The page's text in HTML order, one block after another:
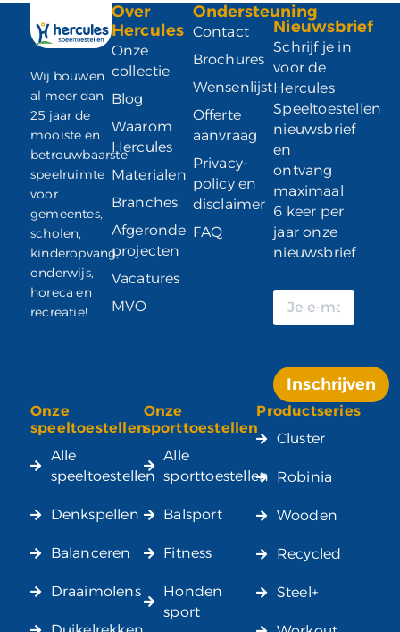
Wij bouwen
al meer dan
25 jaar de
mooiste en
betrouwbaarste
speelruimte
voor
gemeentes,
scholen,
kinderopvang,
onderwijs,
horeca en
recreatie!
Over
Hercules
Onze
collectie
Blog
Waarom
Hercules
Materialen
Branches
Afgeronde
projecten
Vacatures
MVO
Ondersteuning
Contact
Brochures
Wensenlijst
Offerte
aanvraag
Privacy-
policy en
disclaimer
FAQ
Nieuwsbrief
Schrijf je in
voor de
Hercules
Speeltoestellen
nieuwsbrief
en
ontvang
maximaal
6 keer per
jaar onze
nieuwsbrief
Inschrijven
Alternative:
Onze
speeltoestellen
Alle
speeltoestellen
Denkspellen
Balanceren
Draaimolens
Onze
sporttoestellen
Alle
sporttoestellen
Balsport
Fitness
Honden
sport
Productseries
Cluster
Robinia
Wooden
Recycled
Steel+